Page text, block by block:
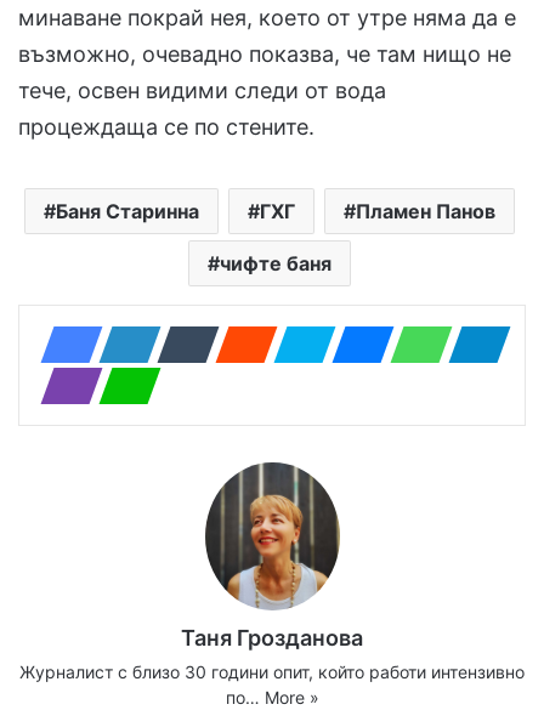
минаване покрай нея, което от утре няма да е
възможно, очевадно показва, че там нищо не
тече, освен видими следи от вода
процеждаща се по стените.
Баня Старинна ГХГ Пламен Панов
чифте баня
Таня Грозданова
Журналист с близо 30 години опит, който работи интензивно
по… More »